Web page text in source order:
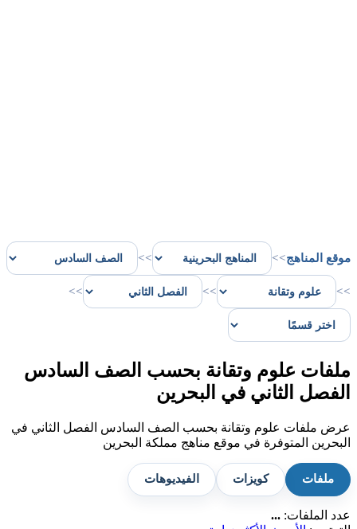
موقع المناهج>>
>>
>>
>>
>>
ملفات علوم وتقانة بحسب الصف السادس
الفصل الثاني في البحرين
عرض ملفات علوم وتقانة بحسب الصف السادس الفصل الثاني في
البحرين المتوفرة في موقع مناهج مملكة البحرين
ملفات كويزات الفيديوهات
عدد الملفات: ...